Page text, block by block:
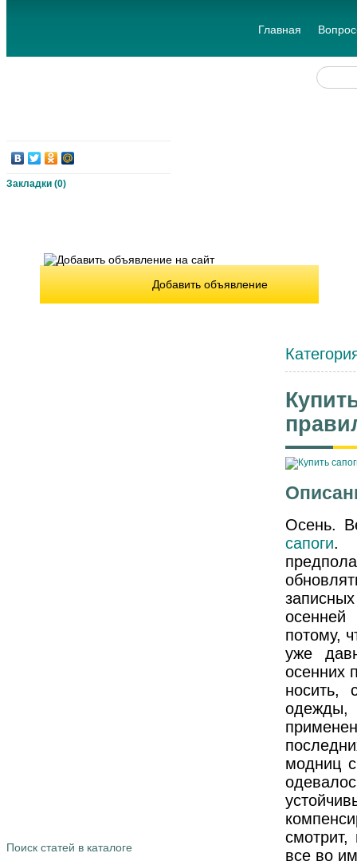
Главная
Закладки (0)
Добавить объявление
Поиск статей в каталоге
Осень.
сапоги.
потому,
уже
осенних
носить,
одежды,
модниц
все во